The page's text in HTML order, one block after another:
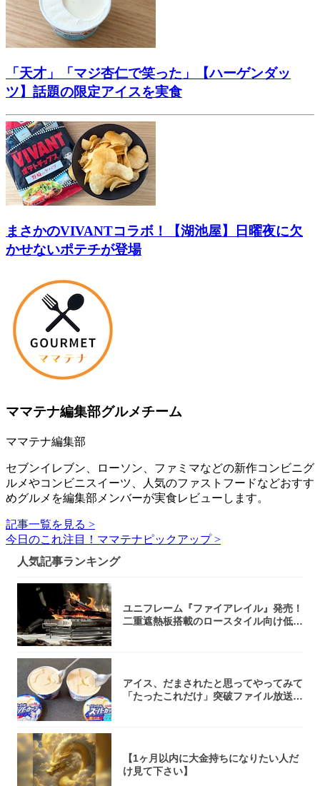
「天才」「マジ杏仁で笑った」【ハーゲンダッ
ツ】話題の限定アイスを実食
まさかのVIVANTコラボ！【湖池屋】日曜夜に欠
かせないポテチが登場
ママテナ編集部グルメチーム
ママテナ編集部
セブンイレブン、ローソン、ファミマなどの新作コンビニグ
ルメやコンビニスイーツ、人気のファストフードなどおすす
めグルメを編集部メンバーが実食レビューします。
記事一覧を見る >
今日のこれ注目！ママテナピックアップ >
人気記事ランキング
ユニフレーム『ファイアレイル』発売！
二重遮熱板搭載のロースタイル向け低型
アイス、だまされたと思ってやってみて
「たったこれだけ」突破ファイル放送で
【1ヶ月以内に大金持ちになりたい人だ
け見て下さい】